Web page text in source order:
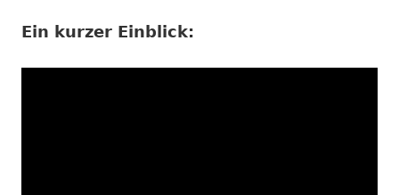
Ein kurzer Einblick: